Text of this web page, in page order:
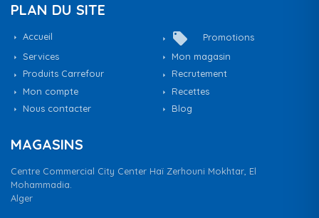
PLAN DU SITE
Accueil local_offer
Promotions
Services
Mon magasin
Produits Carrefour
Recrutement
Mon compte
Recettes
Nous contacter
Blog
MAGASINS
Centre Commercial City Center Haï Zerhouni Mokhtar, El
Mohammadia.
Alger